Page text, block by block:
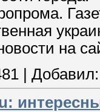
на
| Добавил: